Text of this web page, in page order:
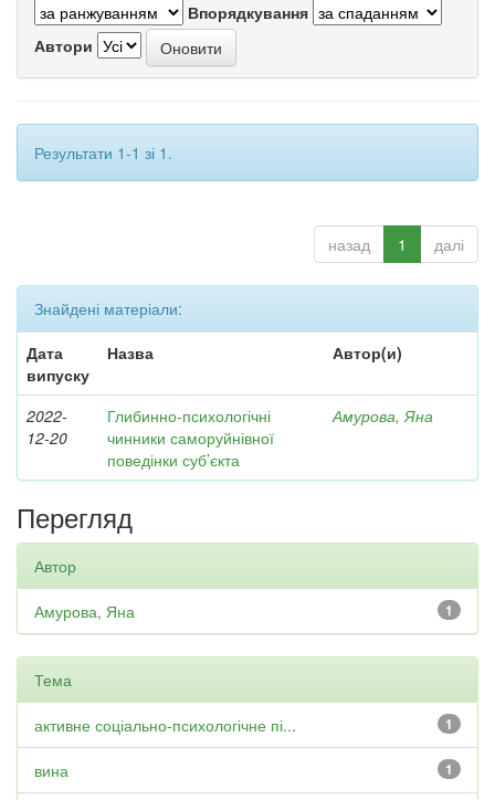
Впорядкування
Автори
Результати 1-1 зі 1.
назад 1 далі
Знайдені матеріали:
Дата
випуску
Назва Автор(и)
2022-
12-20
Глибинно-психологічні
чинники саморуйнівної
поведінки суб’єкта
Амурова, Яна
Перегляд
Автор
1
Амурова, Яна
Тема
1
активне соціально-психологічне пі...
1
вина